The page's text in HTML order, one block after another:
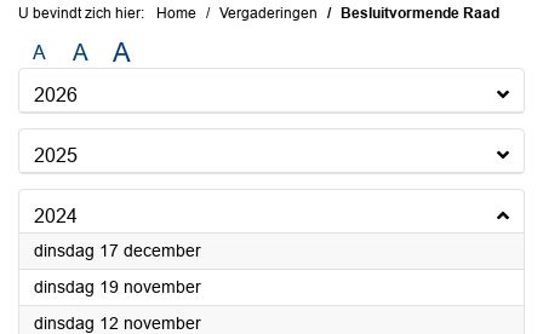
U bevindt zich hier: Home Vergaderingen Besluitvormende Raad
A A A
2026
2025
2024
dinsdag 17 december2024
dinsdag 19 november2024
dinsdag 12 november2024